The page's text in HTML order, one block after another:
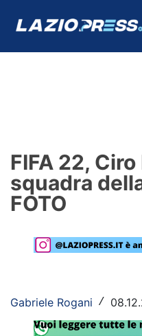
Formello
Infortuni
Primavera
Lazio Women
Rassegna Lazio
FIFA 22,
squadra
FOTO
Gabriele Rogani /